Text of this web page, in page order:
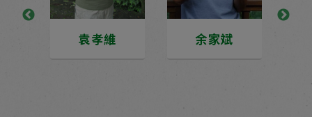
袁孝維 余家斌